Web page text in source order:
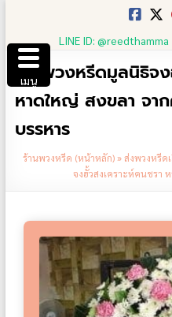
content
LINE ID: @reedthamma
ร้านพวงหรีดมูลนิธิจง
หาดใหญ่ สงขลา จ
บรรหาร
ร้านพวงหรีด (หน้าหลัก)»ส่งพวงหรีด
จงฮั้วสงเคราะห์คนชรา
เมนู